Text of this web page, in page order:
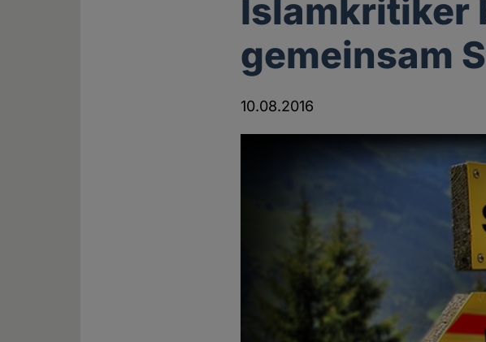
Islamkritiker
gemeinsam
10.08.2016